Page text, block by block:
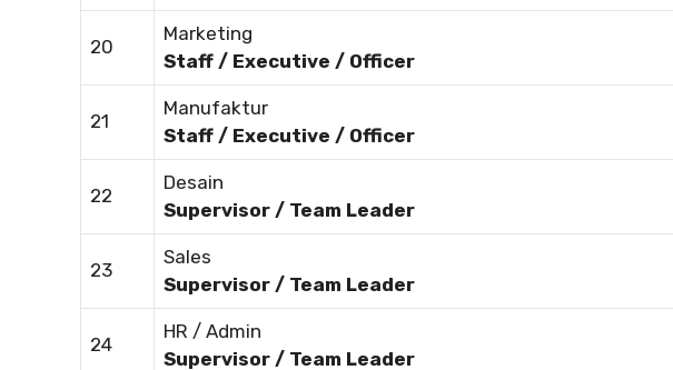
20
Marketing
Staff / Executive / Officer
21
Manufaktur
Staff / Executive / Officer
22
Desain
Supervisor / Team Leader
23
Sales
Supervisor / Team Leader
24
HR / Admin
Supervisor / Team Leader